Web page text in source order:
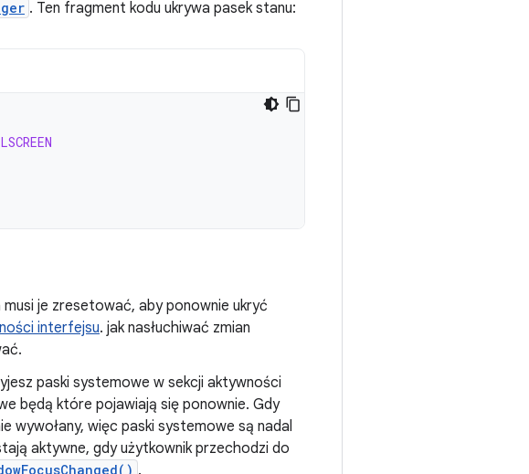
. Ten fragment kodu ukrywa pasek stanu:
je zresetować, aby ponownie ukryć
interfejsu. jak nasłuchiwać zmian
paski systemowe w sekcji aktywności
będą które pojawiają się ponownie. Gdy
wywołany, więc paski systemowe są nadal
aktywne, gdy użytkownik przechodzi do
.